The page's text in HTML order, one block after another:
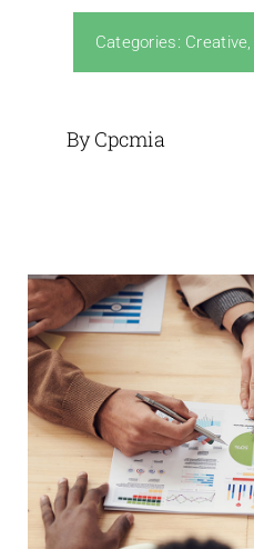
Categories: Creative,
By Cpcmia